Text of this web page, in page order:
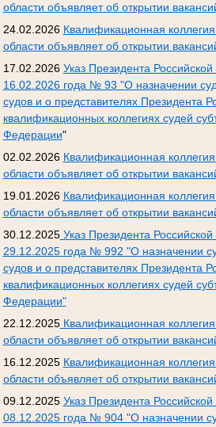
области объявляет об открытии
24.02.2026 Квалификационная
области объявляет об открытии
17.02.2026 Указ Президента
16.02.2026 года № 93 "О назначении
судов и о представителях Президента
квалификационных коллегиях судей
Федерации"
02.02.2026 Квалификационная
области объявляет об открытии
19.01.2026 Квалификационная
области объявляет об открытии
30.12.2025Указ Президента
29.12.2025 года № 992 "О назначении
судов и о представителях Президента
квалификационных коллегиях судей
Федерации"
22.12.2025Квалификационная коллегия
области объявляет об открытии
16.12.2025 Квалификационная
области объявляет об открытии
09.12.2025 Указ Президента
08.12.2025 года № 904 "О назначении